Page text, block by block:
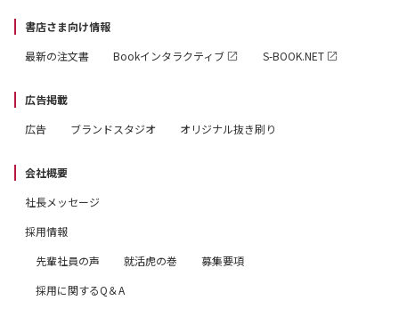
書店さま向け情報
最新の注文書
Bookインタラクティブ S-BOOK.NET
広告掲載
広告
ブランドスタジオ オリジナル抜き刷り
会社概要
社長メッセージ
採用情報
先輩社員の声
就活虎の巻
募集要項
採用に関するQ＆A